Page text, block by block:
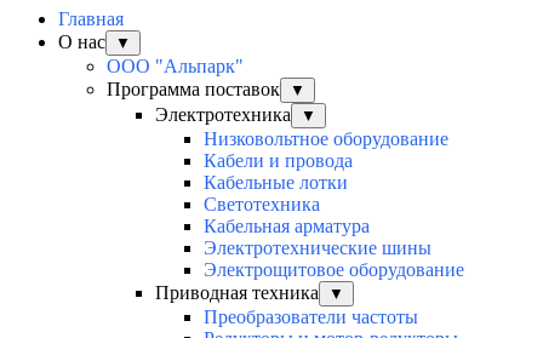
Главная
О нас
▼
ООО "Альпарк"
Программа поставок
▼
Электротехника ▼
Низковольтное оборудование
Кабели и провода
Кабельные лотки
Светотехника
Кабельная арматура
Электротехнические шины
Электрощитовое оборудование
Приводная техника
▼
Преобразователи частоты